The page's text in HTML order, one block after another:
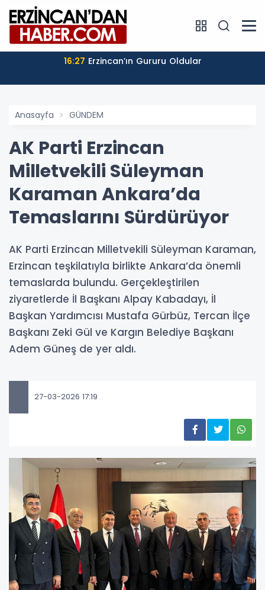
16:27 Erzincan’ın Gururu Oldular
Anasayfa GÜNDEM
AK Parti Erzincan
Milletvekili Süleyman
Karaman Ankara’da
Temaslarını Sürdürüyor
AK Parti Erzincan Milletvekili Süleyman Karaman,
Erzincan teşkilatıyla birlikte Ankara’da önemli
temaslarda bulundu. Gerçekleştirilen
ziyaretlerde İl Başkanı Alpay Kabadayı, İl
Başkan Yardımcısı Mustafa Gürbüz, Tercan İlçe
Başkanı Zeki Gül ve Kargın Belediye Başkanı
Adem Güneş de yer aldı.
27-03-2026 17:19